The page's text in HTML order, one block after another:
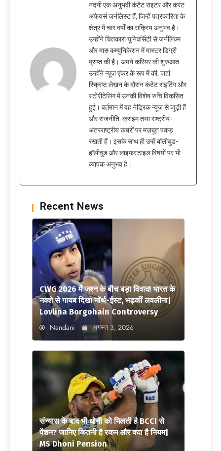
नंदनी एक अनुभवी कंटेंट राइटर और करंट
अफेयर्स जर्नलिस्ट हैं, जिन्हें पत्रकारिता के
क्षेत्र में चार वर्षों का सक्रिय अनुभव है।
उन्होंने चितकारा यूनिवर्सिटी से जर्नलिज़्म
और मास कम्युनिकेशन में मास्टर डिग्री
प्राप्त की है। अपने करियर की शुरुआत
उन्होंने न्यूज़ एंकर के रूप में की, जहां
स्क्रिप्ट लेखन के दौरान कंटेंट राइटिंग और
स्टोरीटेलिंग में उनकी विशेष रुचि विकसित
हुई। वर्तमान में वह नेड्रिक न्यूज़ से जुड़ी हैं
और राजनीति, क्राइम तथा राष्ट्रीय-
अंतरराष्ट्रीय खबरों पर मज़बूत पकड़
रखती हैं। इसके साथ ही उन्हें बॉलीवुड-
हॉलीवुड और लाइफस्टाइल विषयों पर भी
व्यापक अनुभव है।
Recent News
CWG 2026 में जश्न के बीच बड़ा विवाद! भारत के
नक्शे से गायब दिखा नॉर्थ-ईस्ट, भड़कीं लवलीना|
Lovlina Borgohain Controversy
Nandani अगस्त 3, 2026
संन्यास के बाद भी धोनी को मिलती है BCCI से
पेंशन? जानिए कितनी है रकम और क्या है नियम|
MS Dhoni Pension